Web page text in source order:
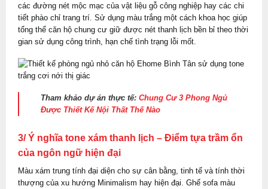
các đường nét mộc mạc của vật liệu gỗ công nghiệp hay các chi
tiết phào chỉ trang trí. Sử dụng màu trắng một cách khoa học giúp
tổng thể căn hộ chung cư giữ được nét thanh lịch bền bỉ theo thời
gian sử dụng công trình, hạn chế tình trạng lỗi mốt.
Tham khảo dự án thực tế: Chung Cư 3 Phong Ngủ
Được Thiết Kế Nội Thất Thế Nào
3/ Ý nghĩa tone xám thanh lịch – Điểm tựa trầm ổn
của ngôn ngữ hiện đại
Màu xám trung tính đại diện cho sự cân bằng, tinh tế và tính thời
thượng của xu hướng Minimalism hay hiện đại. Ghế sofa màu